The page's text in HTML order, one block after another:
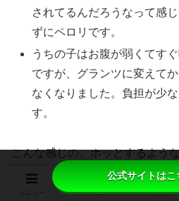
されてるんだろうなって感
ずにペロリです。
うちの子はお腹が弱くてす
ですが、グランツに変えて
なくなりました。負担が少
す。
こんな感じの、ホッとするよう
かりましたよ。
ホーム 検索
公式サイトはこ